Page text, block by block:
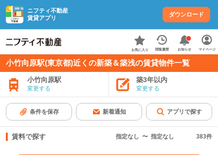
ニフティ不動産
賃貸アプリ
ダウンロード
お気に入り 閲覧履歴 お知らせ マイページ
小竹向原駅(東京都)近くの新築＆築浅の賃貸物件一覧
小竹向原駅
変更する
築3年以内
変更する
条件を保存 新着通知 アプリで探す
賃料で探す 指定なし 〜 指定なし 383件